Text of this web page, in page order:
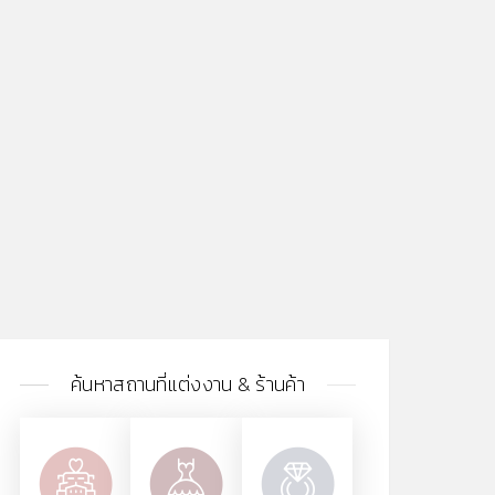
ค้นหาสถานที่แต่งงาน & ร้านค้า